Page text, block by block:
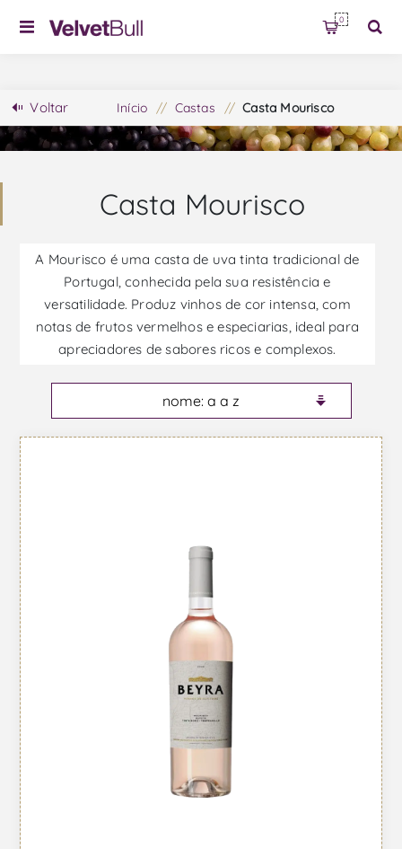
0
Voltar Início / Castas / Casta Mourisco
Casta Mourisco
A Mourisco é uma casta de uva tinta tradicional de
Portugal, conhecida pela sua resistência e
versatilidade. Produz vinhos de cor intensa, com
notas de frutos vermelhos e especiarias, ideal para
apreciadores de sabores ricos e complexos.